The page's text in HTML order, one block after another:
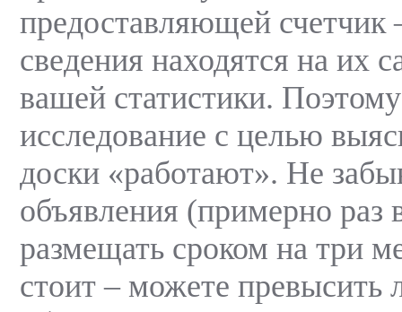
предоставляющей
сведения находятся на их
вашей статистики.
исследование с целью
доски «работают». Не
объявления (примерно
размещать сроком на три
стоит – можете превысить